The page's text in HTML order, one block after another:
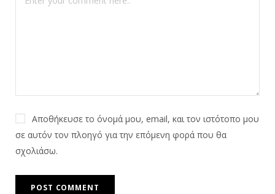
Αποθήκευσε το όνομά μου, email, και τον ιστότοπο μου
σε αυτόν τον πλοηγό για την επόμενη φορά που θα
σχολιάσω.